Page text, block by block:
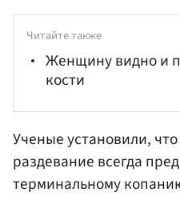
Читайте также
Женщину видно и
кости
Ученые установили,
раздевание всегда
терминальному